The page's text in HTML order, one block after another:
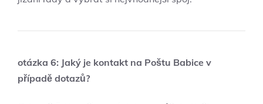
otázka 6: Jaký je kontakt na Poštu Babice v
případě dotazů?